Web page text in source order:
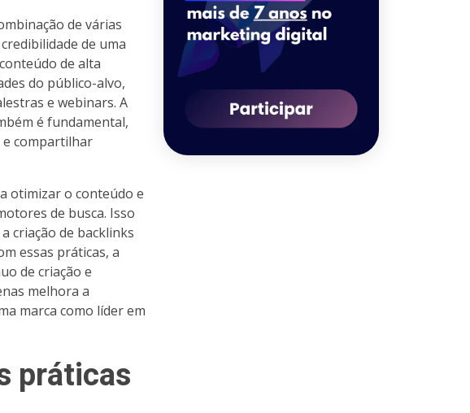
de várias
de uma
de alta
do público-alvo,
e webinars. A
é fundamental,
compartilhar
otimizar o conteúdo e
de busca. Isso
criação de backlinks
essas práticas, a
de criação e
melhora a
marca como líder em
práticas